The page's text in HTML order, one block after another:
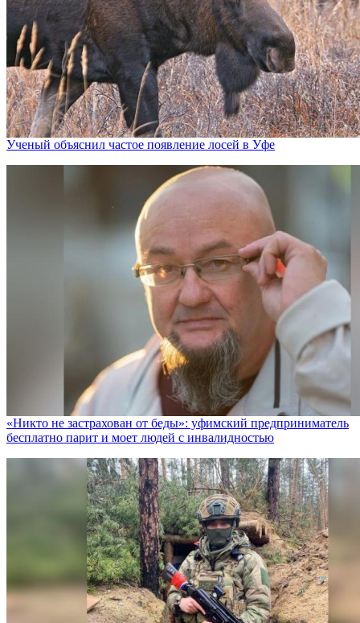
Ученый объяснил частое появление лосей в Уфе
«Никто не заcтрахован от беды»: уфимский предприниматель
бесплатно парит и моет людей с инвалидностью